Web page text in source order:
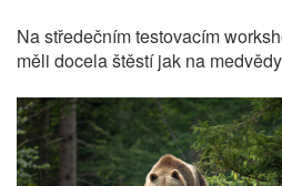
Na středečním testovacím
měli docela štěstí jak na